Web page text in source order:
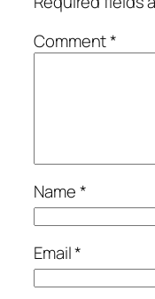
Comment*
Name*
Email*